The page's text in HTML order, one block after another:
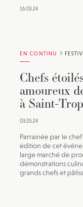
16.03.24
EN CONTINU
Chefs
amoureux
à Saint-
03.05.24
Parrainée par le chef
édition de cet
large marché de
démonstrations
grands chefs et